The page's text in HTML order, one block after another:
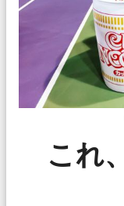
これ